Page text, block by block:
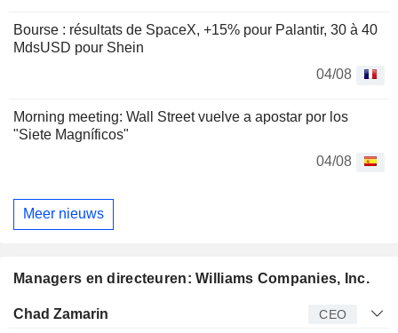
Bourse : résultats de SpaceX, +15% pour Palantir, 30 à 40
MdsUSD pour Shein
04/08
Morning meeting: Wall Street vuelve a apostar por los
"Siete Magníficos"
04/08
Meer nieuws
Managers en directeuren: Williams Companies, Inc.
Bedrijfsleider Titel
Chad Zamarin CEO